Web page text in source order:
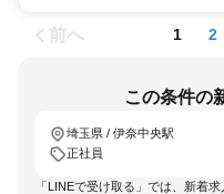
前へ 1 2
この条件の
埼玉県 / 伊奈中央駅
正社員
「LINEで受け取る」では、新着